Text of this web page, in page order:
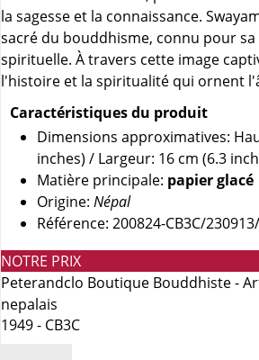
la sagesse et la connaissance.
sacré du bouddhisme, connu pour sa
spirituelle. À travers cette image
l'histoire et la spiritualité qui ornent
Caractéristiques du produit
Dimensions approximatives:
inches) / Largeur: 16 cm (6.3
Matière principale: papier glacé
Origine: Népal
Référence: 200824-CB3C/
NOTRE PRIX
Peterandclo Boutique Bouddhiste -
nepalais
1949 - CB3C